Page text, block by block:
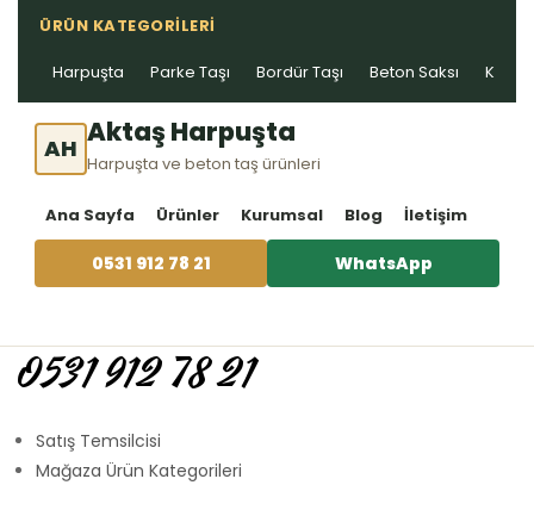
ÜRÜN KATEGORILERI
Harpuşta Parke Taşı Bordür Taşı Beton Saksı Kablo
AH Aktaş Harpuşta
Harpuşta ve beton taş ürünleri
Ana Sayfa Ürünler Kurumsal Blog İletişim
0531 912 78 21 WhatsApp
0531 912 78 21
Satış Temsilcisi
Mağaza Ürün Kategorileri